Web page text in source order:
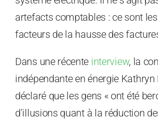
artefacts comptables : ce sont
facteurs de la hausse des
Dans une récente interview, la
indépendante en énergie Kathryn
déclaré que les gens « ont été
d’illusions quant à la réduction